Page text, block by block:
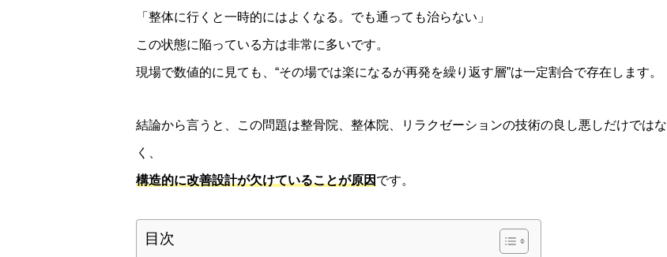
「整体に行くと一時的にはよくなる。でも通っても治らない」
この状態に陥っている方は非常に多いです。
現場で数値的に見ても、“その場では楽になるが再発を繰り返す層”は一定割合で存在します。
結論から言うと、この問題は整骨院、整体院、リラクゼーションの技術の良し悪しだけではな
く、
構造的に改善設計が欠けていることが原因 です。
目次